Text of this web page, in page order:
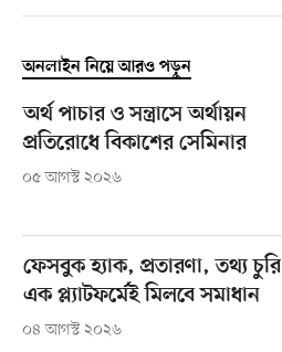
অনলাইন নিয়ে আরও পড়ুন
অর্থ পাচার ও সন্ত্রাসে অর্থায়ন
প্রতিরোধে বিকাশের সেমিনার
০৫ আগস্ট ২০২৬
ফেসবুক হ্যাক, প্রতারণা, তথ্য চুরি
এক প্ল্যাটফর্মেই মিলবে সমাধান
০৪ আগস্ট ২০২৬